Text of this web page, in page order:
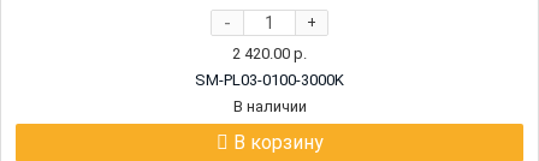
- +
2 420.00 р.
SM-PL03-0100-3000K
В наличии
В корзину